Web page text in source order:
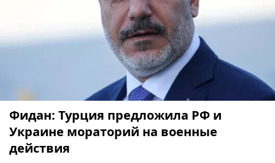
Фидан: Турция предложила РФ и
Украине мораторий на военные
действия